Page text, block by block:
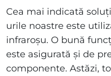
Cea mai indicată
urile noastre este
infraroșu. O bună
este asigurată și de
componente. Astăzi,